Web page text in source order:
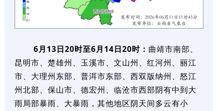
6月13日20时至6月14日20时： 曲靖市南部、
昆明市、楚雄州、玉溪市、文山州、红河州、丽江
市、大理州东部、普洱市东部、西双版纳州、怒江
州北部、保山市、德宏州、临沧市西部阴有中到大
雨局部暴雨、大暴雨，其他地区阴天间多云有小